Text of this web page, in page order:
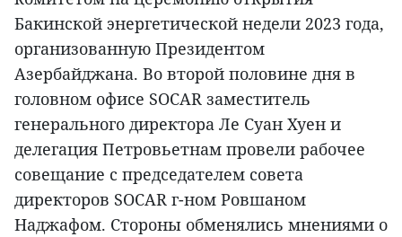
Бакинской энергетической недели 2023 года,
организованную Президентом
Азербайджана. Во второй половине дня в
головном офисе SOCAR заместитель
генерального директора Ле Суан Хуен и
делегация Петровьетнам провели рабочее
совещание с председателем совета
директоров SOCAR г-ном Ровшаном
Наджафом. Стороны обменялись мнениями о